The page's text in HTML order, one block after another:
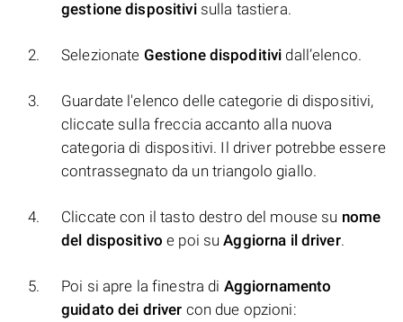
gestione dispositivisulla tastiera.
Selezionate Gestione dispoditivi dall’elenco.
Guardate l'elenco delle categorie di dispositivi,
cliccate sulla freccia accanto alla nuova
categoria di dispositivi. Il driver potrebbe essere
contrassegnato da un triangolo giallo.
Cliccate con il tasto destro del mouse su nome
del dispositivo e poi suAggiorna il driver.
Poi si apre la finestra di Aggiornamento
guidato dei driver con due opzioni: